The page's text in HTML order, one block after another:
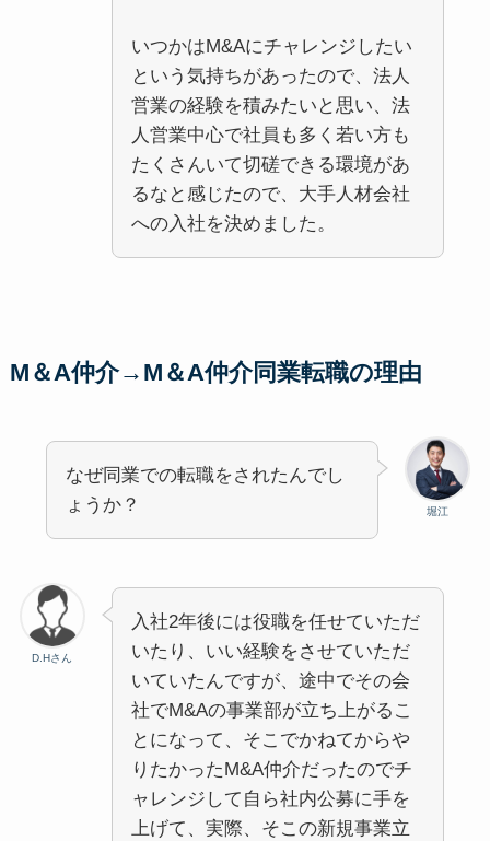
いつかはM&Aにチャレンジしたい
という気持ちがあったので、法人
営業の経験を積みたいと思い、法
人営業中心で社員も多く若い方も
たくさんいて切磋できる環境があ
るなと感じたので、大手人材会社
への入社を決めました。
M＆A仲介→M＆A仲介同業転職の理由
堀江
なぜ同業での転職をされたんでし
ょうか？
D.Hさん
入社2年後には役職を任せていただ
いたり、いい経験をさせていただ
いていたんですが、途中でその会
社でM&Aの事業部が立ち上がるこ
とになって、そこでかねてからや
りたかったM&A仲介だったのでチ
ャレンジして自ら社内公募に手を
上げて、実際、そこの新規事業立